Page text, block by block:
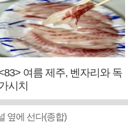
여름 제주, 벤자리와 독
시치
옆에 선다(종합)